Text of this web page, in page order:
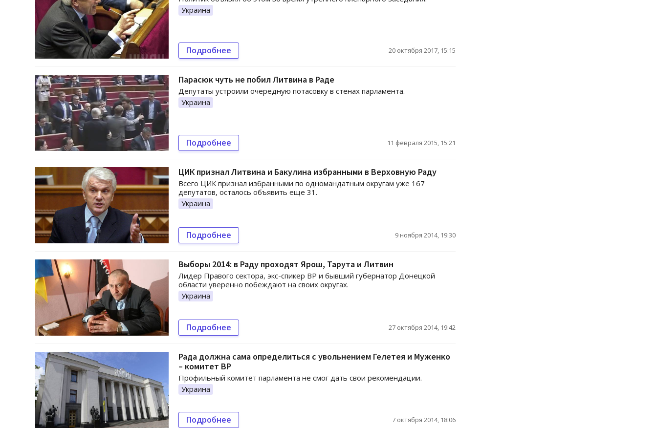
Украина
Подробнее 20 октября 2017, 15:15
Парасюк чуть не побил Литвина в Раде
Депутаты устроили очередную потасовку в стенах парламента.
Украина
Подробнее 11 февраля 2015, 15:21
ЦИК признал Литвина и Бакулина избранными в Верховную Раду
Всего ЦИК признал избранными по одномандатным округам уже 167
депутатов, осталось объявить еще 31.
Украина
Подробнее 9 ноября 2014, 19:30
Выборы 2014: в Раду проходят Ярош, Тарута и Литвин
Лидер Правого сектора, экс-спикер ВР и бывший губернатор Донецкой
области уверенно побеждают на своих округах.
Украина
Подробнее 27 октября 2014, 19:42
Рада должна сама определиться с увольнением Гелетея и Муженко
– комитет ВР
Профильный комитет парламента не смог дать свои рекомендации.
Украина
Подробнее 7 октября 2014, 18:06